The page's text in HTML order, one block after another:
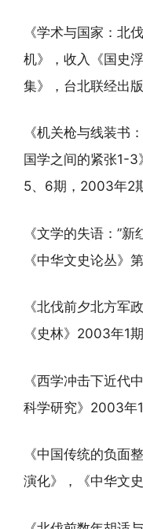
《学术与国家：北
机》，收入《国史
集》，台北联经出
《机关枪与线装书
国学之间的紧张1-
5、6期，2003年2
《文学的失语：”
《中华文史论丛》
《北伐前夕北方军
《史林》2003年1期
《西学冲击下近代
科学研究》2003年
《中国传统的负面
演化》，《中华文